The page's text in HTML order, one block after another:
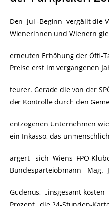
Den Juli-Beginn vergällt die
Wienerinnen und Wienern
erneuten Erhöhung der Öffi-
Preise erst im vergangenen
teurer. Gerade die von der
der Kontrolle durch den
entzogenen Unternehmen
ein Inkasso, das
ärgert sich Wiens FPÖ-
Bundesparteiobmann Mag.
Gudenus, „insgesamt